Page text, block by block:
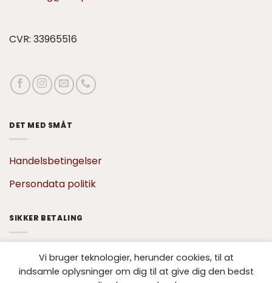
CVR: 33965516
DET MED SMÅT
Handelsbetingelser
Persondata politik
SIKKER BETALING
Vi bruger teknologier, herunder cookies, til at
indsamle oplysninger om dig til at give dig den bedst